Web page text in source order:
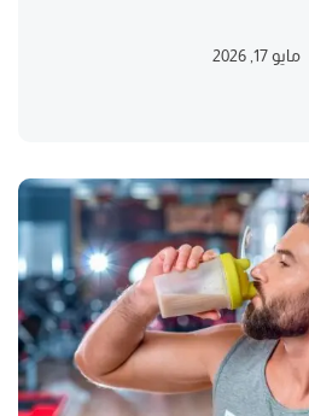
مايو 17, 2026